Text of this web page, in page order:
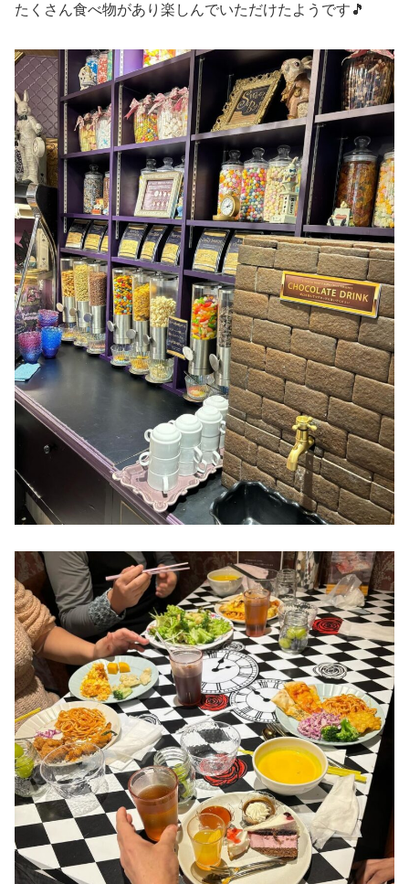
たくさん食べ物があり楽しんでいただけたようです🎵